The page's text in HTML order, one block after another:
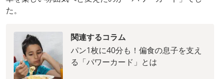
た。
関連するコラム
パン1枚に40分も！偏食の息子を支え
る「パワーカード」とは